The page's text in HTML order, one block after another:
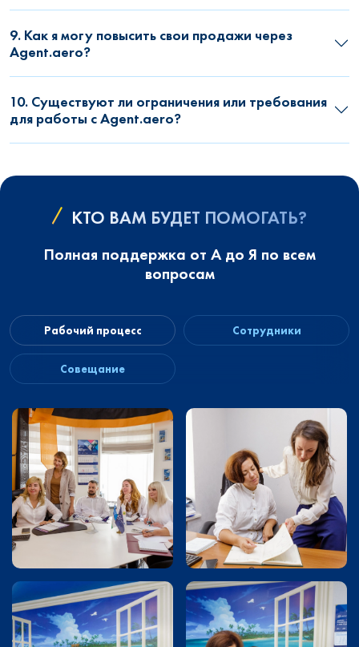
9. Как я могу повысить свои продажи через
Agent.aero?
10. Существуют ли ограничения или требования
для работы с Agent.aero?
КТО ВАМ БУДЕТ ПОМОГАТЬ?
Полная поддержка от А до Я по всем
вопросам
Рабочий процесс Сотрудники
Совещание